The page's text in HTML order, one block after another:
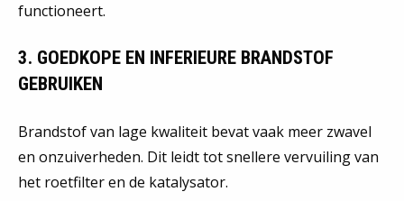
functioneert.
3. GOEDKOPE EN INFERIEURE BRANDSTOF
GEBRUIKEN
Brandstof van lage kwaliteit bevat vaak meer zwavel
en onzuiverheden. Dit leidt tot snellere vervuiling van
het roetfilter en de katalysator.